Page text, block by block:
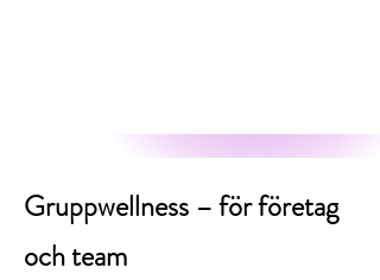
Gruppwellness – för företag
och team